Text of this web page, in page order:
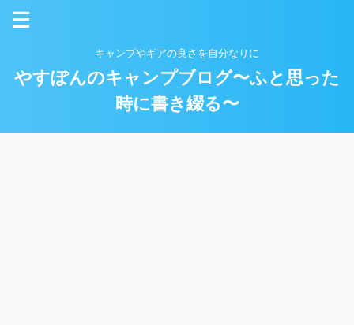
キャンプやギアの良さを自分なりに
やすぽんのキャンプブログ〜ふと思った
時に書き綴る〜